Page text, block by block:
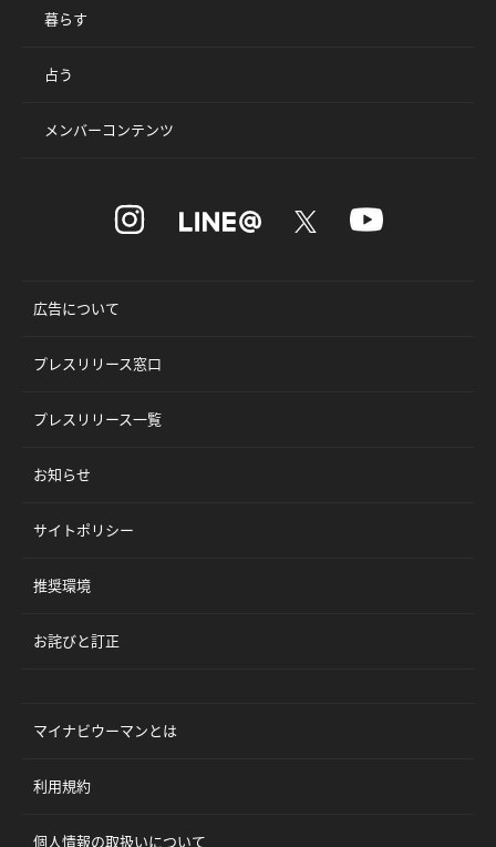
暮らす
占う
メンバーコンテンツ
広告について
プレスリリース窓口
プレスリリース一覧
お知らせ
サイトポリシー
推奨環境
お詫びと訂正
マイナビウーマンとは
利用規約
個人情報の取扱いについて